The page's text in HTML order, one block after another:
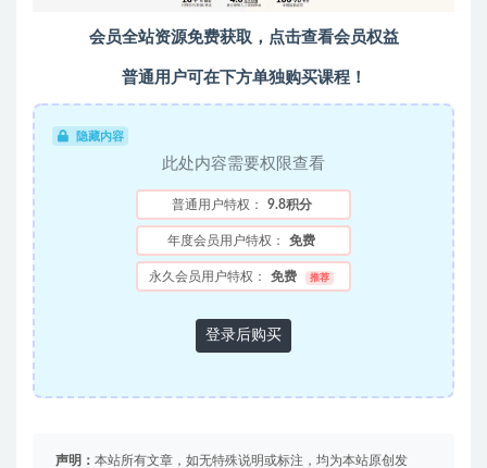
会员全站资源免费获取，点击查看会员权益
普通用户可在下方单独购买课程！
隐藏内容
此处内容需要权限查看
普通用户特权： 9.8积分
年度会员用户特权： 免费
永久会员用户特权： 免费 推荐
登录后购买
声明： 本站所有文章，如无特殊说明或标注，均为本站原创发